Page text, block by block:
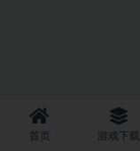
首页 游戏下载